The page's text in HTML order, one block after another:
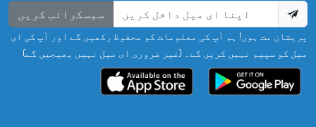
سبسکرائب کریں
پریشان مت ہوں! ہم آپ کی معلومات کو محفوظ رکھیں گے اور آپ کی ای
میل کو سپیم نہیں کریں گے۔ (غیر ضروری ای میل نہیں بھیجیں گے)